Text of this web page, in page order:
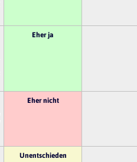
Eher ja
Eher nicht
Unentschieden